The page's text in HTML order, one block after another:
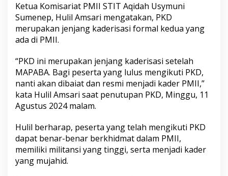
Ketua Komisariat PMII STIT Aqidah Usymuni
Sumenep, Hulil Amsari mengatakan, PKD
merupakan jenjang kaderisasi formal kedua yang
ada di PMII.
“PKD ini merupakan jenjang kaderisasi setelah
MAPABA. Bagi peserta yang lulus mengikuti PKD,
nanti akan dibaiat dan resmi menjadi kader PMII,”
kata Hulil Amsari saat penutupan PKD, Minggu, 11
Agustus 2024 malam.
Hulil berharap, peserta yang telah mengikuti PKD
dapat benar-benar berkhidmat dalam PMII,
memiliki militansi yang tinggi, serta menjadi kader
yang mujahid.